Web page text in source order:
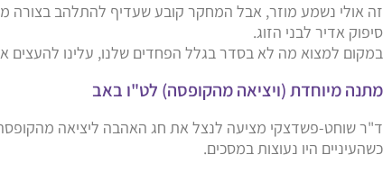
זה אולי נשמע מוזר, אבל המחקר קובע שעדיף להתלהב בצורה
סיפוק אדיר לבני הזוג.
במקום למצוא מה לא בסדר בגלל הפחדים שלנו, עלינו
מתנה מיוחדת (ויציאה מהקופסה) לט"ו באב
ד"ר שוחט-פשדצקי מציעה לנצל את חג האהבה ליציאה
כשהעיניים היו נעוצות במסכים.